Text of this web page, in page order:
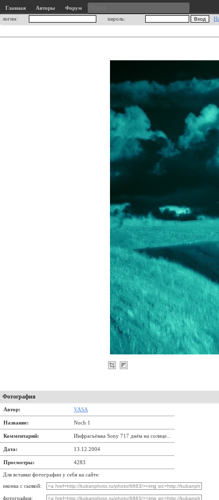
Главная Авторы
Форум
логин:
пароль:
Фотография
Автор: VASA
Название: Noch 1
Комментарий: Инфрасъёмка Sony 717 днём на солнце...
Дата: 13.12.2004
Просмотры: 4283
Для вставки фотографии у себя на сайте:
иконка с сылкой:
фотография: